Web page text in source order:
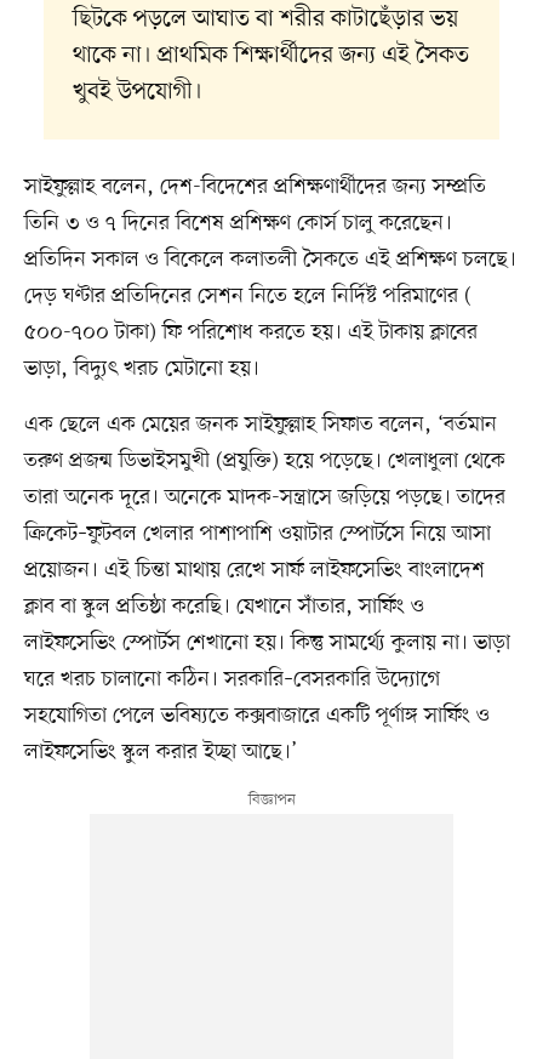
ছিটকে পড়লে আঘাত বা শরীর কাটাছেঁড়ার ভয়
থাকে না। প্রাথমিক শিক্ষার্থীদের জন্য এই সৈকত
খুবই উপযোগী।
সাইফুল্লাহ বলেন, দেশ-বিদেশের প্রশিক্ষণার্থীদের জন্য সম্প্রতি
তিনি ৩ ও ৭ দিনের বিশেষ প্রশিক্ষণ কোর্স চালু করেছেন।
প্রতিদিন সকাল ও বিকেলে কলাতলী সৈকতে এই প্রশিক্ষণ চলছে।
দেড় ঘণ্টার প্রতিদিনের সেশন নিতে হলে নির্দিষ্ট পরিমাণের (
৫০০-৭০০ টাকা) ফি পরিশোধ করতে হয়। এই টাকায় ক্লাবের
ভাড়া, বিদ্যুৎ খরচ মেটানো হয়।
এক ছেলে এক মেয়ের জনক সাইফুল্লাহ সিফাত বলেন, ‘বর্তমান
তরুণ প্রজন্ম ডিভাইসমুখী (প্রযুক্তি) হয়ে পড়েছে। খেলাধুলা থেকে
তারা অনেক দূরে। অনেকে মাদক-সন্ত্রাসে জড়িয়ে পড়ছে। তাদের
ক্রিকেট–ফুটবল খেলার পাশাপাশি ওয়াটার স্পোর্টসে নিয়ে আসা
প্রয়োজন। এই চিন্তা মাথায় রেখে সার্ফ লাইফসেভিং বাংলাদেশ
ক্লাব বা স্কুল প্রতিষ্ঠা করেছি। যেখানে সাঁতার, সার্ফিং ও
লাইফসেভিং স্পোর্টস শেখানো হয়। কিন্তু সামর্থ্যে কুলায় না। ভাড়া
ঘরে খরচ চালানো কঠিন। সরকারি–বেসরকারি উদ্যোগে
সহযোগিতা পেলে ভবিষ্যতে কক্সবাজারে একটি পূর্ণাঙ্গ সার্ফিং ও
লাইফসেভিং স্কুল করার ইচ্ছা আছে।’